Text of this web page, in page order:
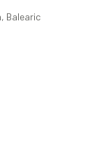
Balearic